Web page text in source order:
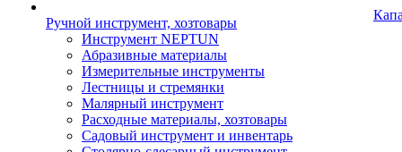
Ручной инструмент, хозтовары
Инструмент NEPTUN
Абразивные материалы
Измерительные инструменты
Лестницы и стремянки
Малярный инструмент
Расходные материалы, хозтовары
Садовый инструмент и инвентарь